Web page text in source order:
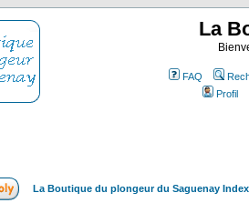
La
FAQ
Profil
La Boutique du plongeur du Saguenay